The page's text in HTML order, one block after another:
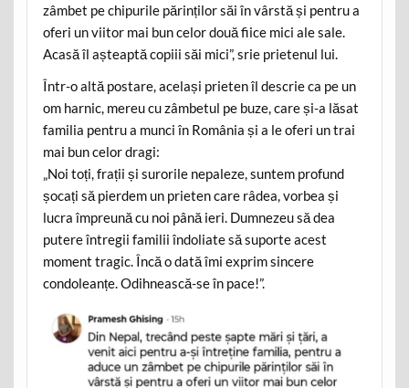
zâmbet pe chipurile părinților săi în vârstă și pentru a
oferi un viitor mai bun celor două fiice mici ale sale.
Acasă îl așteaptă copiii săi mici”, srie prietenul lui.
Într-o altă postare, același prieten îl descrie ca pe un
om harnic, mereu cu zâmbetul pe buze, care și-a lăsat
familia pentru a munci în România și a le oferi un trai
mai bun celor dragi:
„Noi toți, frații și surorile nepaleze, suntem profund
șocați să pierdem un prieten care râdea, vorbea și
lucra împreună cu noi până ieri. Dumnezeu să dea
putere întregii familii îndoliate să suporte acest
moment tragic. Încă o dată îmi exprim sincere
condoleanțe. Odihnească-se în pace!”.